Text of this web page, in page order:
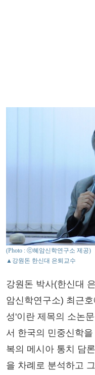
(Photo : ⓒ혜암신학연구소 제공)
▲강원돈 한신대 은퇴교수
강원돈 박사(한신대
암신학연구소) 최근
성'이란 제목의 소논
서 한국의 민중신학
복의 메시아 통치 담
을 차례로 분석하고